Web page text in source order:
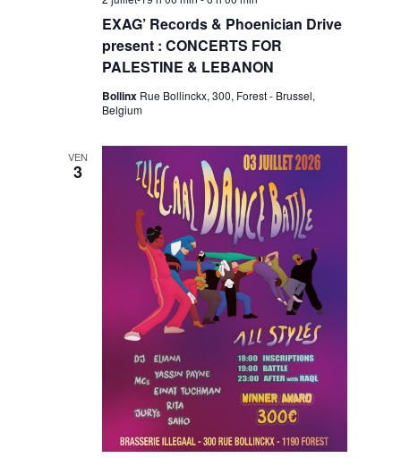
EXAG’ Records & Phoenician Drive
present : CONCERTS FOR
PALESTINE & LEBANON
Bollinx Rue Bollinckx, 300, Forest - Brussel,
Belgium
VEN
3